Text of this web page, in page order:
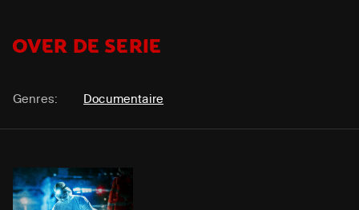
OVER DE SERIE
Genres: Documentaire